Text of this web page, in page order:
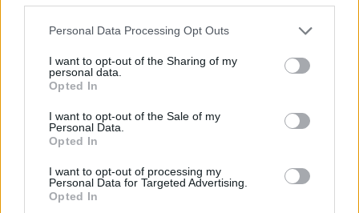
Personal Data Processing Opt Outs
I want to opt-out of the Sharing of my
personal data.
Opted In
I want to opt-out of the Sale of my
Personal Data.
Opted In
I want to opt-out of processing my
Personal Data for Targeted Advertising.
Opted In
Hun forklarer, at det handler om almindeligt slid.
På legehusene har træet trukket sig lidt, og det
kan betyde, at der er risiko for, at snører og
lignende kan komme i klemme og sætte sig fast.
at de igen kan fungere, som de skal.